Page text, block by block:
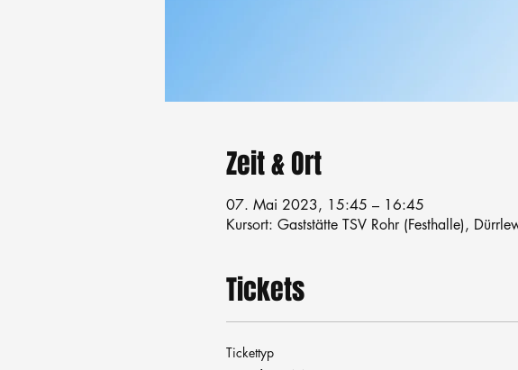
Zeit & Ort
07. Mai 2023, 15:45 – 16:45
Kursort: Gaststätte TSV Rohr (Festhalle),
Tickets
Tickettyp